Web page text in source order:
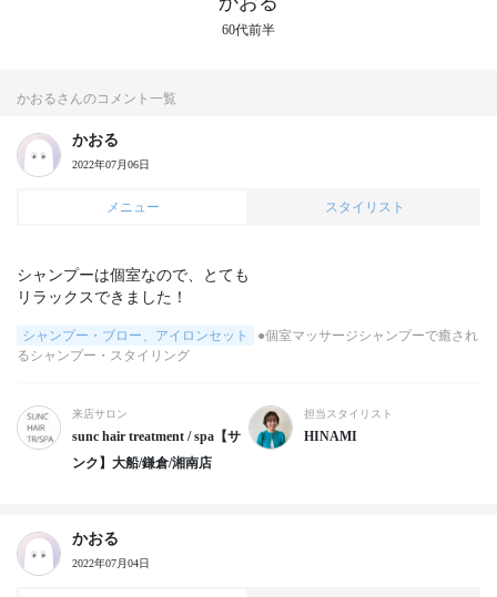
60代前半
かおるさんのコメント一覧
かおる
2022年07月06日
メニュー スタイリスト
シャンプーは個室なので、とても
リラックスできました！
シャンプー・ブロー、アイロンセット
●個室マッサージシャンプーで癒され
るシャンプー・スタイリング
来店サロン
sunc hair treatment / spa【サ
ンク】大船/鎌倉/湘南店
担当スタイリスト
HINAMI
かおる
2022年07月04日